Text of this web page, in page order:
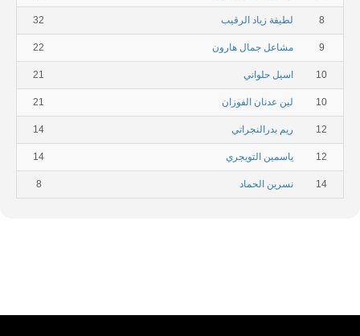
8 لطيفة زياد الرقيب 32
9 مشاعل جمال هارون 22
10 اسيل حلواني 21
10 لين عدنان الفوزان 21
12 ريم بدرالنجراتي 14
12 ياسمين التويجري 14
14 نسرين الحماد 8